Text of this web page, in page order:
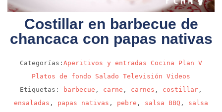
Costillar en barbecue de
chancaca con papas nativas
Categorías: Aperitivos y entradas Cocina
Plan V
Platos de fondo
Salado Televisión Videos
Etiquetas:
barbecue , carne , carnes , costillar ,
ensaladas , papas nativas , pebre , salsa BBQ , salsa